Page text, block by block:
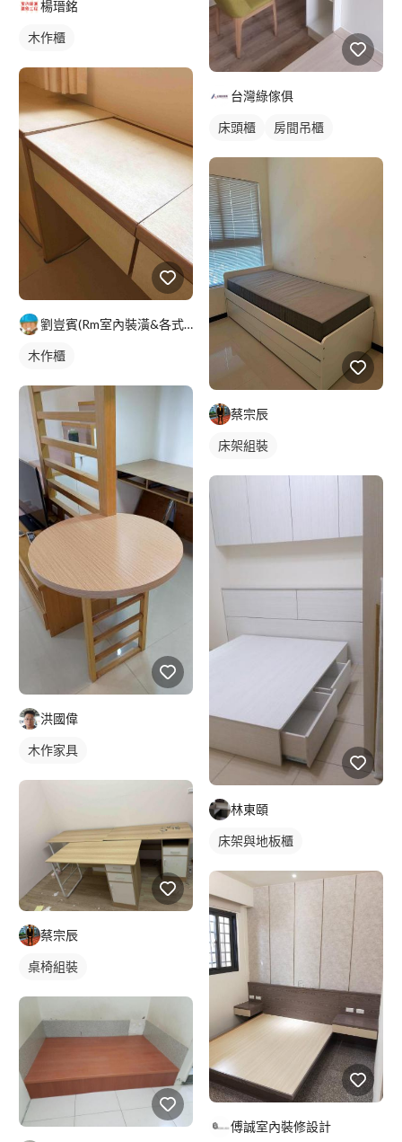
楊瑨銘
木作櫃
劉豈賓(Rm室內裝潢&各式房屋修繕）
木作櫃
洪國偉
木作家具
蔡宗辰
桌椅組裝
台灣綠傢俱
床頭櫃 房間吊櫃
蔡宗辰
床架組裝
林東頤
床架與地板櫃
傅誠室內裝修設計